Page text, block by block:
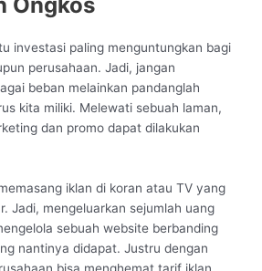
investasi paling menguntungkan bagi
perusahaan. Jadi, jangan
beban melainkan pandanglah
kita miliki. Melewati sebuah laman,
dan promo dapat dilakukan
iklan di koran atau TV yang
Jadi, mengeluarkan sejumlah uang
sebuah website berbanding
nantinya didapat. Justru dengan